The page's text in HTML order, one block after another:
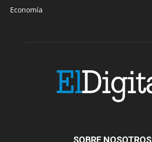
Economía
SOBRE NOSOTROS